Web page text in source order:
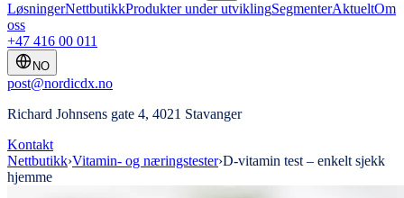
LøsningerNettbutikkProdukter under utviklingSegmenterAktueltOm
oss
+47 416 00 011
NO
post@nordicdx.no
Richard Johnsens gate 4, 4021 Stavanger
Kontakt
Nettbutikk›Vitamin- og næringstester›D-vitamin test – enkelt sjekk
hjemme